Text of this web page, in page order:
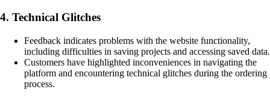
4. Technical Glitches
Feedback indicates problems with the website functionality,
including difficulties in saving projects and accessing saved data.
Customers have highlighted inconveniences in navigating the
platform and encountering technical glitches during the ordering
process.